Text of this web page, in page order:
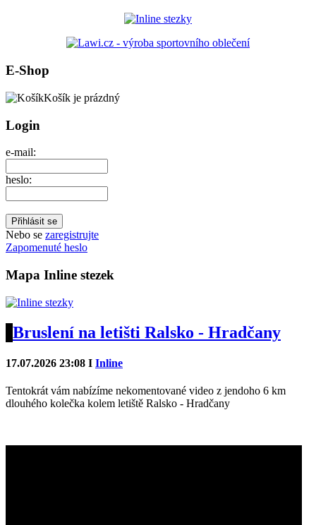
E-Shop
Košík je prázdný
Login
e-mail:
heslo:
Nebo se zaregistrujte
Zapomenuté heslo
Mapa Inline stezek
Bruslení na letišti Ralsko - Hradčany
17.07.2026 23:08 I Inline
Tentokrát vám nabízíme nekomentované video z jendoho 6 km
dlouhého kolečka kolem letiště Ralsko - Hradčany